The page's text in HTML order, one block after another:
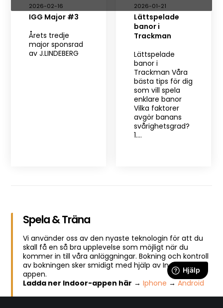
2026-02-16
IGG Major #3
Årets tredje
major sponsrad
av J.LINDEBERG
2026-01-21
Lättspelade
banor i
Trackman
Lättspelade
banor i
Trackman Våra
bästa tips för dig
som vill spela
enklare banor
Vilka faktorer
avgör banans
svårighetsgrad?
1.…
Spela & Träna
Vi använder oss av den nyaste teknologin för att du
skall få en så bra upplevelse som möjligt när du
kommer in till våra anläggningar. Bokning och kontroll
av bokningen sker smidigt med hjälp av Indoor-
appen.
Ladda ner Indoor-appen här →Iphone →Android